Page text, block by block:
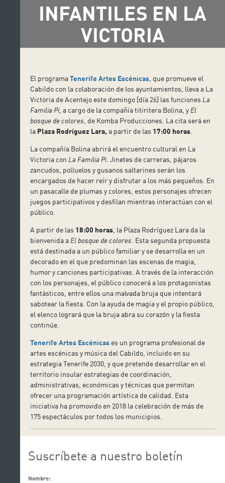
INFANTILES EN LA
VICTORIA
El programaTenerife Artes Escénicas, que promueve el
Cabildo con la colaboración de los ayuntamientos, lleva a La
Victoria de Acentejo este domingo [día 26] las funcionesLa
Familia Pi, a cargo de la compañía titiritera Bolina, yEl
bosque de colores, de Komba Producciones. La cita será en
la Plaza Rodríguez Lara, a partir de las 17:00 horas.
La compañía Bolina abrirá el encuentro cultural en La
Victoria conLa Familia Pi. Jinetes de carreras, pájaros
zancudos, polluelos y gusanos saltarines serán los
encargados de hacer reír y disfrutar a los más pequeños. En
un pasacalle de plumas y colores, estos personajes ofrecen
juegos participativos y desfilan mientras interactúan con el
público.
A partir de las 18:00 horas, la Plaza Rodríguez Lara da la
bienvenida aEl bosque de colores. Esta segunda propuesta
está destinada a un público familiar y se desarrolla en un
decorado en el que predominan las escenas de magia,
humor y canciones participativas. A través de la interacción
con los personajes, el público conocerá a los protagonistas
fantásticos, entre ellos una malvada bruja que intentará
sabotear la fiesta. Con la ayuda de magia y el propio público,
el elenco logrará que la bruja abra su corazón y la fiesta
continúe.
Tenerife Artes Escénicas es un programa profesional de
artes escénicas y música del Cabildo, incluido en su
estrategia Tenerife 2030, y que pretende desarrollar en el
territorio insular estrategias de coordinación,
administrativas, económicas y técnicas que permitan
ofrecer una programación artística de calidad. Esta
iniciativa ha promovido en 2018 la celebración de más de
175 espectáculos por todos los municipios.
Suscríbete a nuestro boletín
Nombre: